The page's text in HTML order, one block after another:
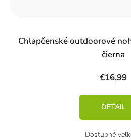
Chlapčenské outdoorové
čierna
€16,99
DETAIL